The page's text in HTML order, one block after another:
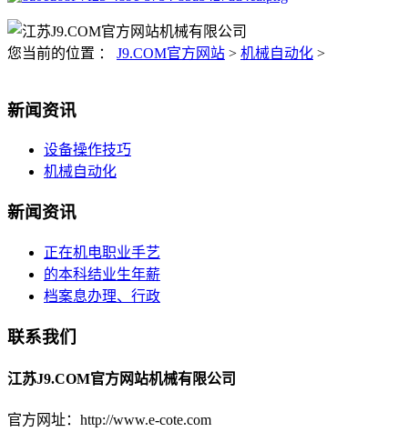
您当前的位置 ： J9.COM官方网站 > 机械自动化 >
新闻资讯
设备操作技巧
机械自动化
新闻资讯
正在机电职业手艺
的本科结业生年薪
档案息办理、行政
联系我们
江苏J9.COM官方网站机械有限公司
官方网址：http://www.e-cote.com